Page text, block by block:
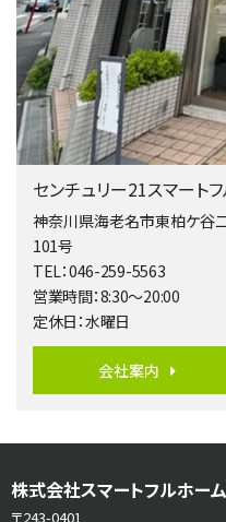
南側道路に面しており日当たり良
第5位
開放感があり日当たり良好な南西
第6位
センチュリー21スマート
神奈川県海老名市東柏ケ谷
101号
TEL：046-259-5563
営業時間：8:30～20:00
定休日：水曜日
会社案内
株式会社スマートフルホーム
〒243-0401